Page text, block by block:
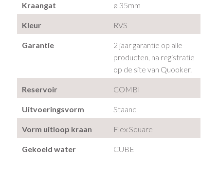
Kraangat ø 35mm
Kleur RVS
Garantie
2 jaar garantie op alle
producten, na registratie
op de site van Quooker.
Reservoir COMBI
Uitvoeringsvorm Staand
Vorm uitloop kraan Flex Square
Gekoeld water CUBE